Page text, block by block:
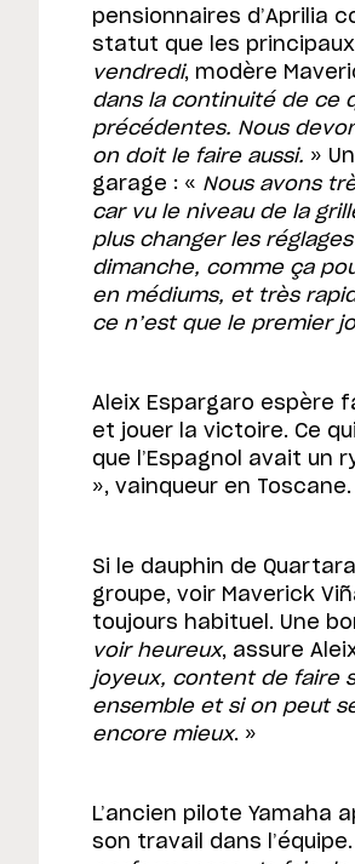
pensionnaires d’Aprilia
statut que les
vendredi, modère
dans la continuité de ce
précédentes. Nous
on doit le faire aussi. »
garage : « Nous avons
car vu le niveau de la
plus changer les
dimanche, comme ça
en médiums, et très
ce n’est que le premier
Aleix Espargaro espère
et jouer la victoire. Ce
que l’Espagnol avait un
», vainqueur en Toscane.
Si le dauphin de
groupe, voir Maverick
toujours habituel. Une
voir heureux, assure
joyeux, content de faire
ensemble et si on peut
encore mieux. »
L’ancien pilote
son travail dans l’équipe.